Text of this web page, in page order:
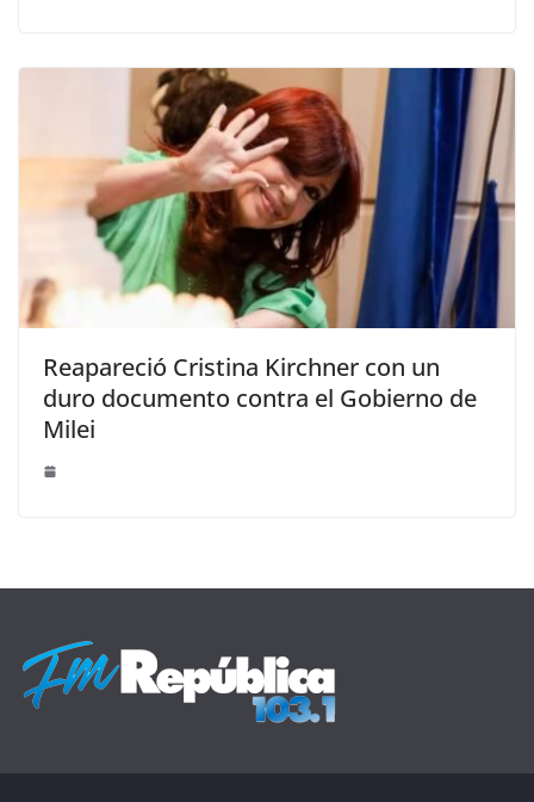
Reapareció Cristina Kirchner con un
duro documento contra el Gobierno de
Milei